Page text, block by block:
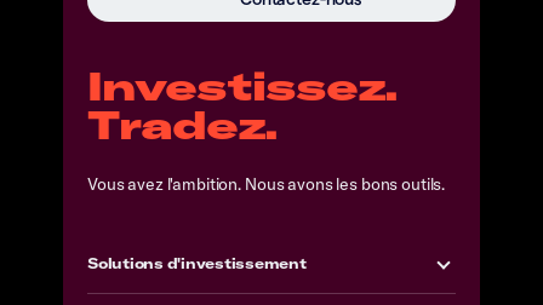
Investissez.
Tradez.
Vous avez l'ambition. Nous avons les bons outils.
Solutions d'investissement